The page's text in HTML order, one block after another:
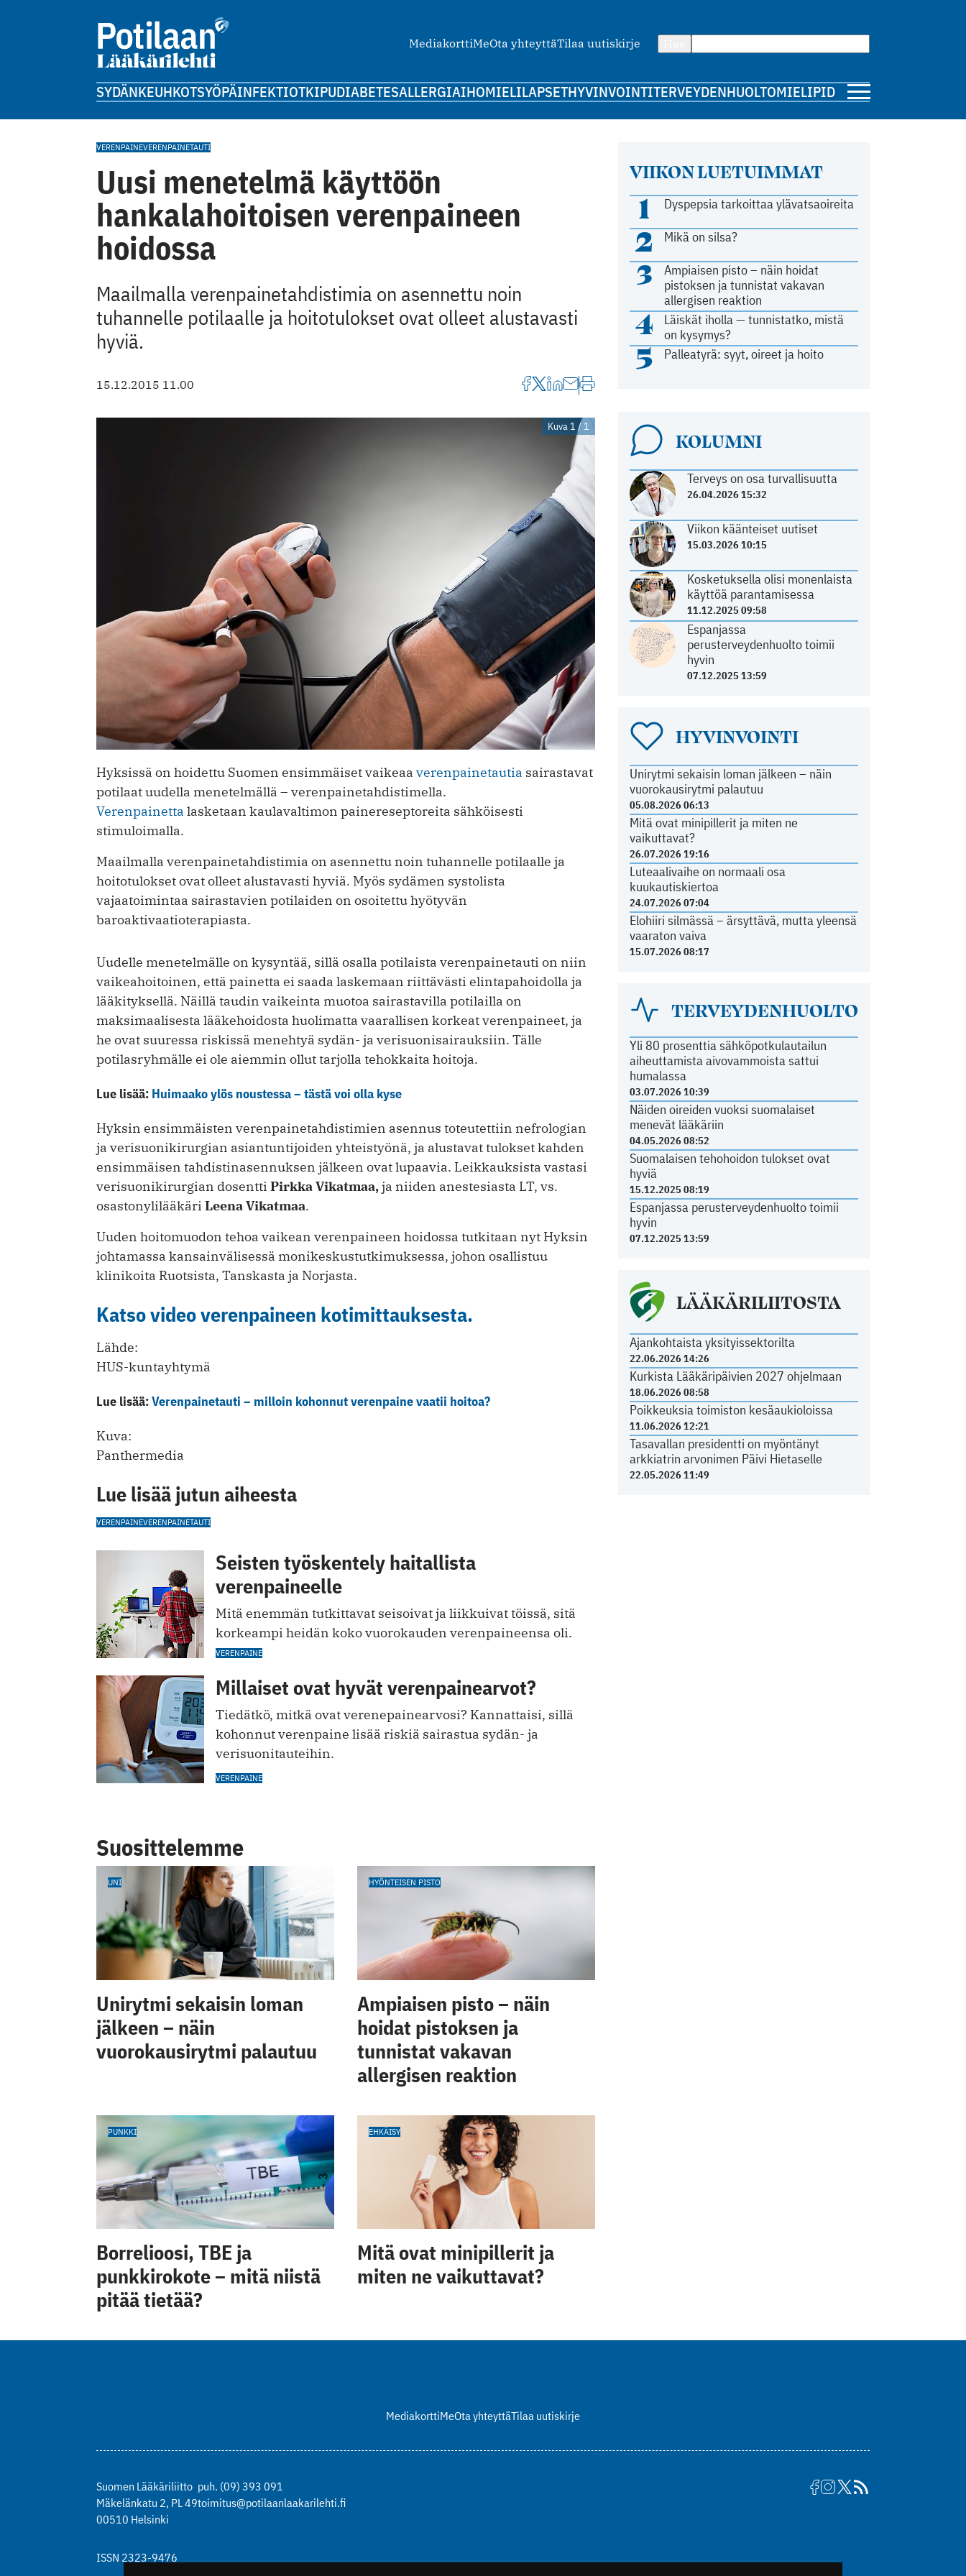
MediakorttiMeOta yhteyttäTilaa uutiskirje
SYDÄNKEUHKOTSYÖPÄINFEKTIOTKIPUDIABETESALLERGIAIHOMIELILAPSETHYVINVOINTITERVEYDENHUOLTOMIELIPIDE
VIIKON LUETUIMMAT
1 Dyspepsia tarkoittaa ylävatsaoireita
2 Mikä on silsa?
3
Ampiaisen pisto – näin hoidat
pistoksen ja tunnistat vakavan
allergisen reaktion
4
Läiskät iholla — tunnistatko, mistä
on kysymys?
5 Palleatyrä: syyt, oireet ja hoito
KOLUMNI
Terveys on osa turvallisuutta
26.04.2026 15:32
Viikon käänteiset uutiset
15.03.2026 10:15
Kosketuksella olisi monenlaista
käyttöä parantamisessa
11.12.2025 09:58
Espanjassa
perusterveydenhuolto toimii
hyvin
07.12.2025 13:59
HYVINVOINTI
Unirytmi sekaisin loman jälkeen – näin
vuorokausirytmi palautuu
05.08.2026 06:13
Mitä ovat minipillerit ja miten ne
vaikuttavat?
26.07.2026 19:16
Luteaalivaihe on normaali osa
kuukautiskiertoa
24.07.2026 07:04
Elohiiri silmässä – ärsyttävä, mutta yleensä
vaaraton vaiva
15.07.2026 08:17
TERVEYDENHUOLTO
Yli 80 prosenttia sähköpotkulautailun
aiheuttamista aivovammoista sattui
humalassa
03.07.2026 10:39
Näiden oireiden vuoksi suomalaiset
menevät lääkäriin
04.05.2026 08:52
Suomalaisen tehohoidon tulokset ovat
hyviä
15.12.2025 08:19
Espanjassa perusterveydenhuolto toimii
hyvin
07.12.2025 13:59
LÄÄKÄRILIITOSTA
Ajankohtaista yksityissektorilta
22.06.2026 14:26
Kurkista Lääkäripäivien 2027 ohjelmaan
18.06.2026 08:58
Poikkeuksia toimiston kesäaukioloissa
11.06.2026 12:21
Tasavallan presidentti on myöntänyt
arkkiatrin arvonimen Päivi Hietaselle
22.05.2026 11:49
VERENPAINEVERENPAINETAUTI
Uusi menetelmä käyttöön
hankalahoitoisen verenpaineen
hoidossa
Maailmalla verenpainetahdistimia on asennettu noin
tuhannelle potilaalle ja hoitotulokset ovat olleet alustavasti
hyviä.
15.12.2015 11.00
Kuva 1 / 1
Hyksissä on hoidettu Suomen ensimmäiset vaikeaa verenpainetautia sairastavat
potilaat uudella menetelmällä – verenpainetahdistimella.
Verenpainetta lasketaan kaulavaltimon painereseptoreita sähköisesti
stimuloimalla.
Maailmalla verenpainetahdistimia on asennettu noin tuhannelle potilaalle ja
hoitotulokset ovat olleet alustavasti hyviä. Myös sydämen systolista
vajaatoimintaa sairastavien potilaiden on osoitettu hyötyvän
baroaktivaatioterapiasta.
Uudelle menetelmälle on kysyntää, sillä osalla potilaista verenpainetauti on niin
vaikeahoitoinen, että painetta ei saada laskemaan riittävästi elintapahoidolla ja
lääkityksellä. Näillä taudin vaikeinta muotoa sairastavilla potilailla on
maksimaalisesta lääkehoidosta huolimatta vaarallisen korkeat verenpaineet, ja
he ovat suuressa riskissä menehtyä sydän- ja verisuonisairauksiin. Tälle
potilasryhmälle ei ole aiemmin ollut tarjolla tehokkaita hoitoja.
Lue lisää: Huimaako ylös noustessa – tästä voi olla kyse
Hyksin ensimmäisten verenpainetahdistimien asennus toteutettiin nefrologian
ja verisuonikirurgian asiantuntijoiden yhteistyönä, ja alustavat tulokset kahden
ensimmäisen tahdistinasennuksen jälkeen ovat lupaavia. Leikkauksista vastasi
verisuonikirurgian dosentti Pirkka Vikatmaa,ja niiden anestesiasta LT, vs.
osastonylilääkäri Leena Vikatmaa.
Uuden hoitomuodon tehoa vaikean verenpaineen hoidossa tutkitaan nyt Hyksin
johtamassa kansainvälisessä monikeskustutkimuksessa, johon osallistuu
klinikoita Ruotsista, Tanskasta ja Norjasta.
Katso video verenpaineen kotimittauksesta.
Lähde:
HUS-kuntayhtymä
Lue lisää:Verenpainetauti – milloin kohonnut verenpaine vaatii hoitoa?
Kuva:
Panthermedia
Lue lisää jutun aiheesta
VERENPAINEVERENPAINETAUTI
Seisten työskentely haitallista
verenpaineelle
Mitä enemmän tutkittavat seisoivat ja liikkuivat töissä, sitä
korkeampi heidän koko vuorokauden verenpaineensa oli.
VERENPAINE
Millaiset ovat hyvät verenpainearvot?
Tiedätkö, mitkä ovat verenepainearvosi? Kannattaisi, sillä
kohonnut verenpaine lisää riskiä sairastua sydän- ja
verisuonitauteihin.
VERENPAINE
Suosittelemme
UNI
Unirytmi sekaisin loman
jälkeen – näin
vuorokausirytmi palautuu
HYÖNTEISEN PISTO
Ampiaisen pisto – näin
hoidat pistoksen ja
tunnistat vakavan
allergisen reaktion
PUNKKI
Borrelioosi, TBE ja
punkkirokote – mitä niistä
pitää tietää?
EHKÄISY
Mitä ovat minipillerit ja
miten ne vaikuttavat?
MediakorttiMeOta yhteyttäTilaa uutiskirje
Suomen Lääkäriliitto
Mäkelänkatu 2, PL 49
00510 Helsinki
puh. (09) 393 091
toimitus@potilaanlaakarilehti.fi
ISSN 2323-9476